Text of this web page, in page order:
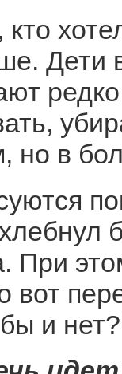
кто
Дети
но в
При
вот
и нет?